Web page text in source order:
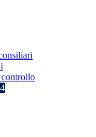
4